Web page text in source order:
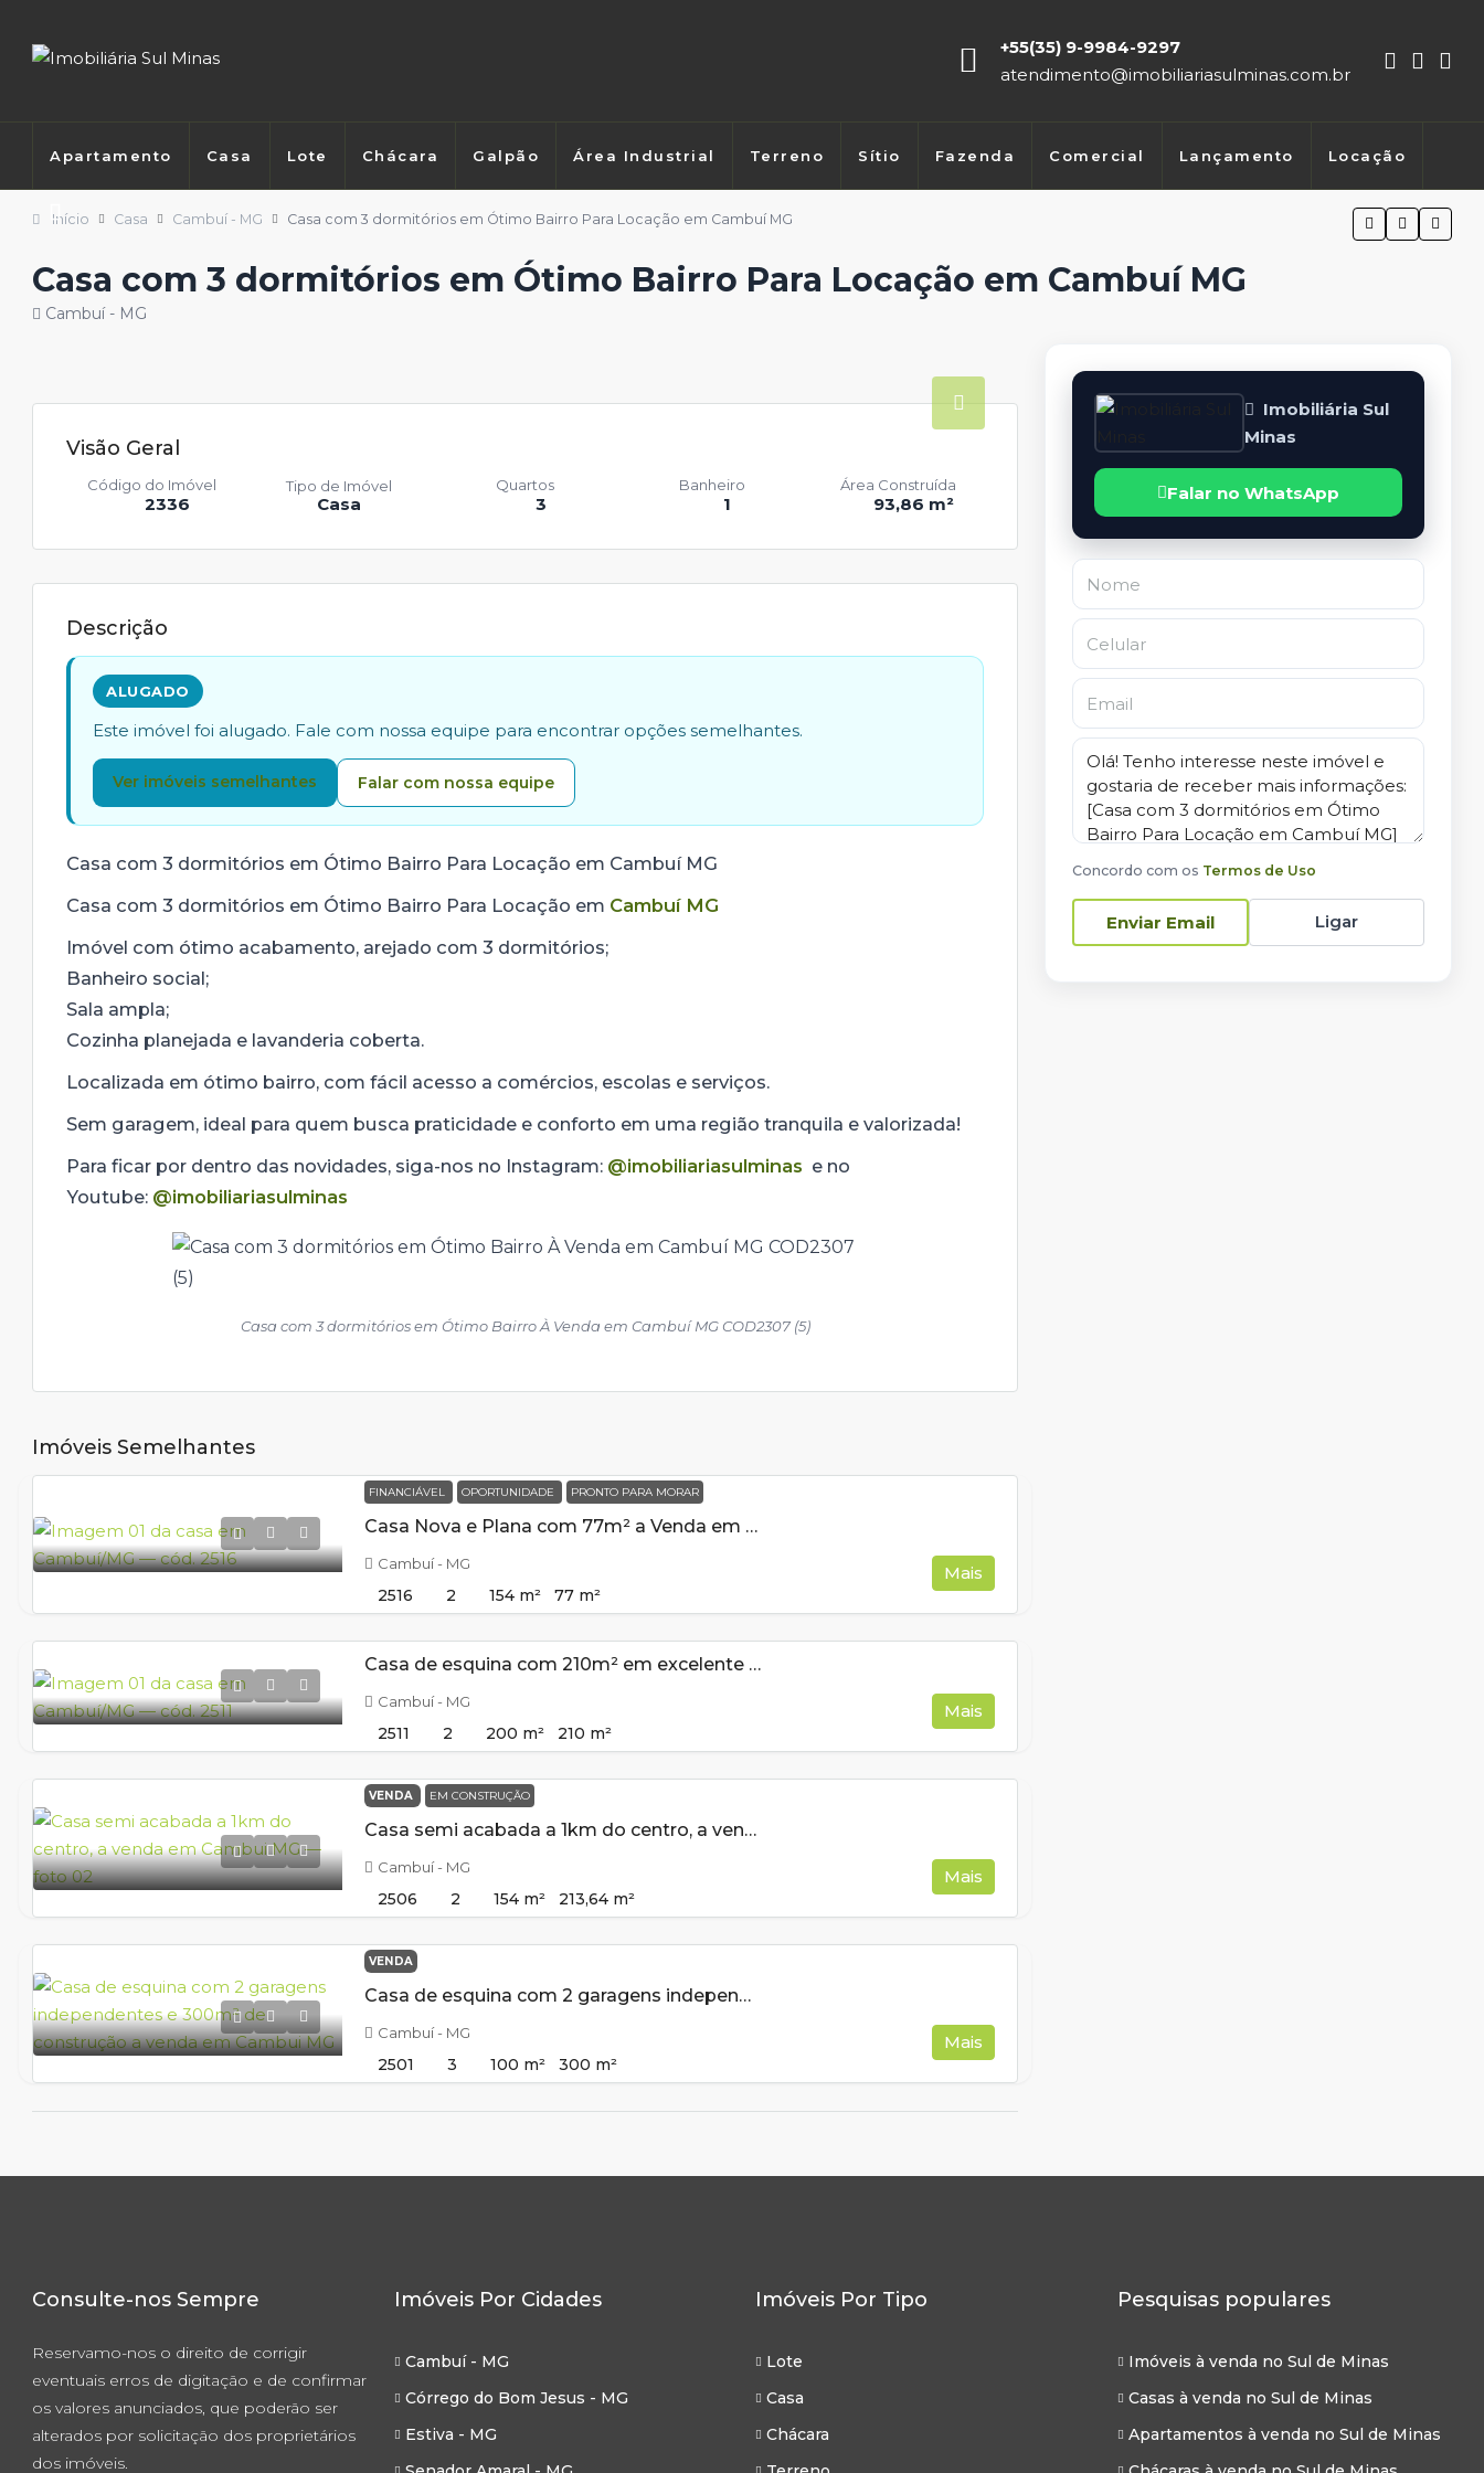
+55(35) 9-9984-9297
atendimento@imobiliariasulminas.com.br
Apartamento Casa Lote Chácara Galpão Área Industrial Terreno Sítio Fazenda Comercial Lançamento Locação
Início Casa Cambuí - MG Casa com 3 dormitórios em Ótimo Bairro Para Locação em Cambuí MG
Casa com 3 dormitórios em Ótimo Bairro Para Locação em Cambuí MG
Cambuí - MG
Visão Geral
2336
Código do Imóvel
Casa
Tipo de Imóvel
3
Quartos
1
Banheiro
93,86 m²
Área Construída
Descrição
ALUGADO
Este imóvel foi alugado. Fale com nossa equipe para encontrar opções semelhantes.
Ver imóveis semelhantes Falar com nossa equipe
Casa com 3 dormitórios em Ótimo Bairro Para Locação em Cambuí MG
Casa com 3 dormitórios em Ótimo Bairro Para Locação em Cambuí MG
Imóvel com ótimo acabamento, arejado com 3 dormitórios;
Banheiro social;
Sala ampla;
Cozinha planejada e lavanderia coberta.
Localizada em ótimo bairro, com fácil acesso a comércios, escolas e serviços.
Sem garagem, ideal para quem busca praticidade e conforto em uma região tranquila e valorizada!
Para ficar por dentro das novidades, siga-nos no Instagram: @imobiliariasulminas e no
Youtube: @imobiliariasulminas
Casa com 3 dormitórios em Ótimo Bairro À Venda em Cambuí MG COD2307 (5)
Imóveis Semelhantes
FINANCIÁVEL OPORTUNIDADE PRONTO PARA MORAR
Casa Nova e Plana com 77m² a Venda em Cambui MG
Cambuí - MG
2516 2 154 m² 77 m²
Mais
Casa de esquina com 210m² em excelente bairro a venda em Cambuí MG
Cambuí - MG
2511 2 200 m² 210 m²
Mais
VENDA EM CONSTRUÇÃO
Casa semi acabada a 1km do centro, a venda em Cambui MG
Cambuí - MG
2506 2 154 m² 213,64 m²
Mais
VENDA
Casa de esquina com 2 garagens independentes e 300m² de construção a venda em Cambui MG
Cambuí - MG
2501 3 100 m² 300 m²
Mais
Imobiliária Sul
Minas
Falar no WhatsApp
Concordo com os Termos de Uso
Enviar Email Ligar
Consulte-nos Sempre
Reservamo-nos o direito de corrigir
eventuais erros de digitação e de confirmar
os valores anunciados, que poderão ser
alterados por solicitação dos proprietários
dos imóveis.
Imóveis Por Cidades
Cambuí - MG
Córrego do Bom Jesus - MG
Estiva - MG
Imóveis Por Tipo
Lote
Casa
Chácara
Pesquisas populares
Imóveis à venda no Sul de Minas
Casas à venda no Sul de Minas
Apartamentos à venda no Sul de Minas